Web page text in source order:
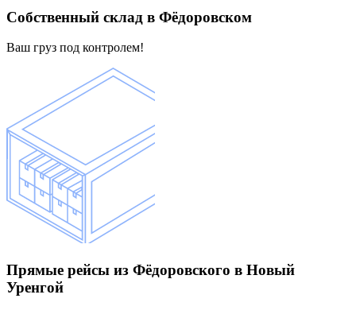
Собственный склад в Фёдоровском
Ваш груз под контролем!
Прямые рейсы из Фёдоровского в Новый
Уренгой